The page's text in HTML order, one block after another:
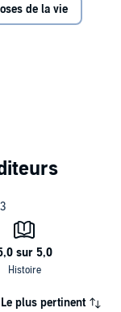
de la vie
Le plus pertinent